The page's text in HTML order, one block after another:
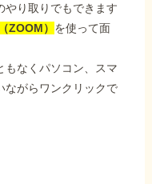
やり取りでもできます
ZOOM） を使って面
もなくパソコン、スマ
ながらワンクリックで